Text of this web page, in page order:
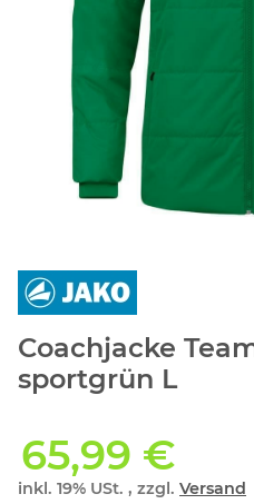
Coachjacke
sportgrün L
65,99 €
inkl. 19% USt. , zzgl. Versand